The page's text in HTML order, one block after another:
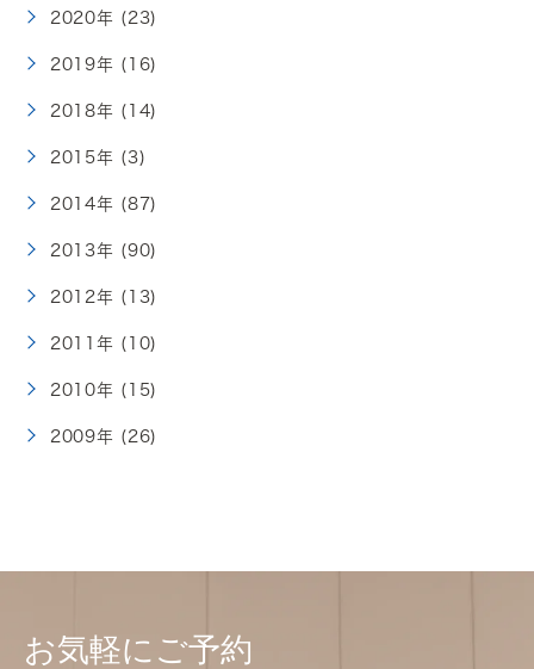
2020年 (23)
2019年 (16)
2018年 (14)
2015年 (3)
2014年 (87)
2013年 (90)
2012年 (13)
2011年 (10)
2010年 (15)
2009年 (26)
お気軽にご予約